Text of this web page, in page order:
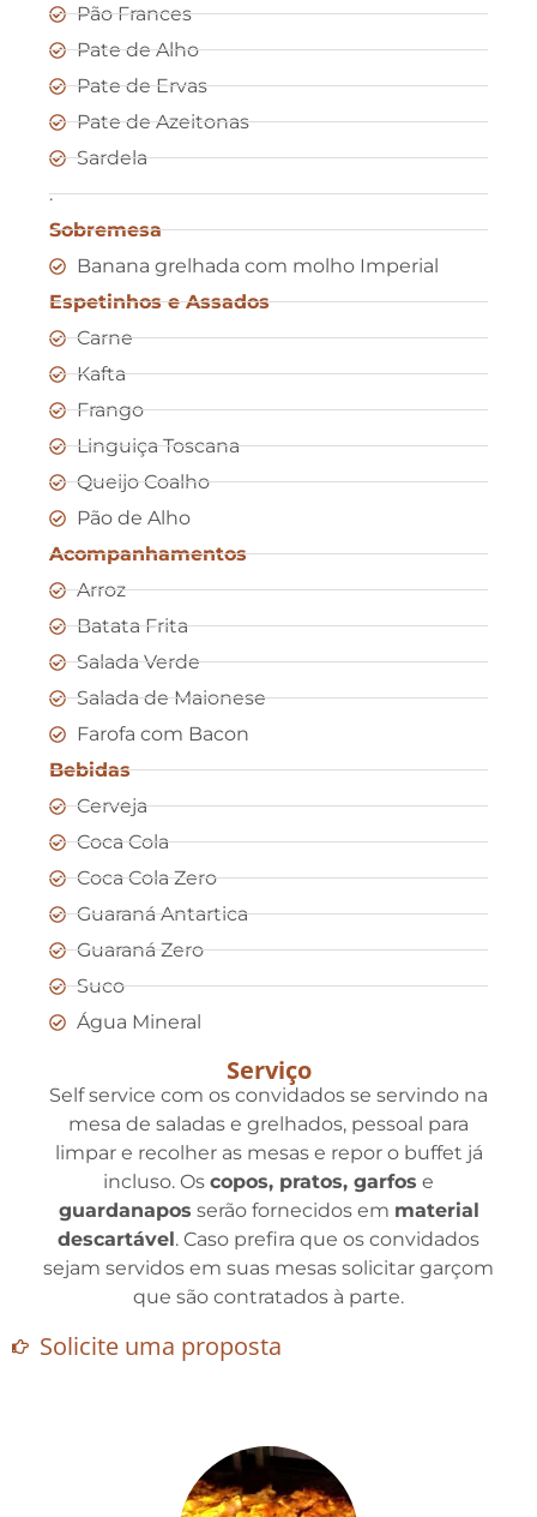
Pão Frances
Pate de Alho
Pate de Ervas
Pate de Azeitonas
Sardela
.
Sobremesa
Banana grelhada com molho Imperial
Espetinhos e Assados
Carne
Kafta
Frango
Linguiça Toscana
Queijo Coalho
Pão de Alho
Acompanhamentos
Arroz
Batata Frita
Salada Verde
Salada de Maionese
Farofa com Bacon
Bebidas
Cerveja
Coca Cola
Coca Cola Zero
Guaraná Antartica
Guaraná Zero
Suco
Água Mineral
Serviço
Self service com os convidados se servindo na
mesa de saladas e grelhados, pessoal para
limpar e recolher as mesas e repor o buffet já
incluso. Os copos, pratos, garfos e
guardanapos serão fornecidos em material
descartável. Caso prefira que os convidados
sejam servidos em suas mesas solicitar garçom
que são contratados à parte.
Solicite uma proposta